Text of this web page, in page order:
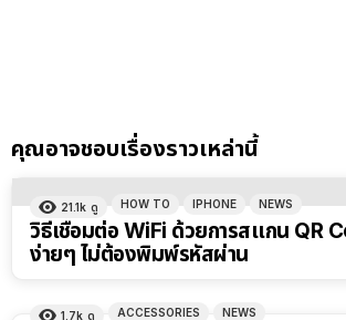
คุณอาจชอบเรื่องราวเหล่านี้
21.1k ดู HOW TO IPHONE NEWS
วิธีเชื่อมต่อ WiFi ด้วยการสแกน QR
ง่ายๆ ไม่ต้องพิมพ์รหัสผ่าน
1.7k ดู ACCESSORIES NEWS